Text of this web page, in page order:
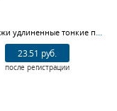
Пассатижи удлиненные тонкие прямые 200 мм, держатель МАСТАК 030-10200H
23.51 руб.
после регистрации